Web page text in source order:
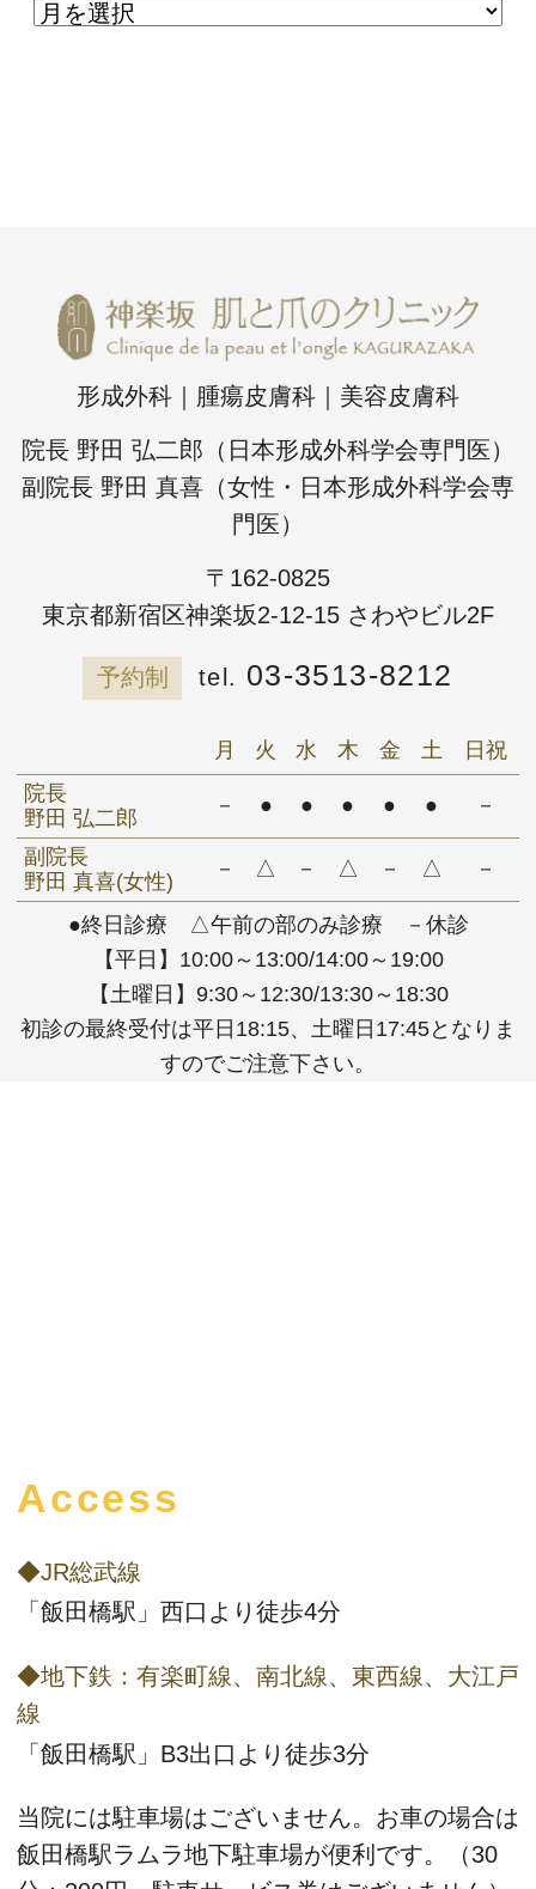
形成外科｜腫瘍皮膚科｜美容皮膚科
院長 野田 弘二郎（日本形成外科学会専門医）
副院長 野田 真喜（女性・日本形成外科学会専
門医）
〒162-0825
東京都新宿区神楽坂2-12-15 さわやビル2F
予約制 03-3513-8212
●終日診療 △午前の部のみ診療 －休診
【平日】10:00～13:00/14:00～19:00
【土曜日】9:30～12:30/13:30～18:30
初診の最終受付は平日18:15、土曜日17:45となりま
すのでご注意下さい。
月 火 水 木 金 土
日祝
院長
野田 弘二郎
－ ● ● ● ● ● －
副院長
野田 真喜(女性)
－ △ － △ － △ －
Access
◆JR総武線
「飯田橋駅」西口より徒歩4分
◆地下鉄：有楽町線、南北線、東西線、大江戸
線
「飯田橋駅」B3出口より徒歩3分
当院には駐車場はございません。お車の場合は
飯田橋駅ラムラ地下駐車場が便利です。（30